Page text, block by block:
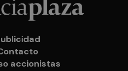
accionistas